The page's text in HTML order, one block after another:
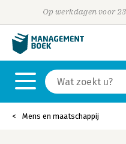
Op werkdagen voor
Mens en maatschappij